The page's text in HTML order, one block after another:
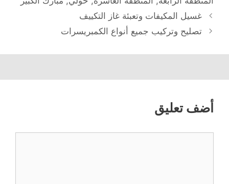
غسيل المكيفات وتعبئة غاز التكييف
تصليح وتركيب جميع أنواع الكمبريسرات
أضف تعليق